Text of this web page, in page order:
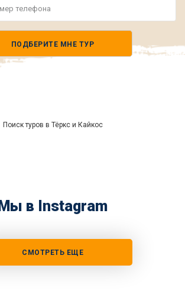
ПОДБЕРИТЕ МНЕ ТУР
Поиск туров в Тёркс и Кайкос
Мы в Instagram
СМОТРЕТЬ ЕЩЕ